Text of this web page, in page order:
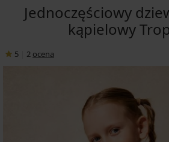
Jednoczęściowy
kąpielowy
5 2 ocena